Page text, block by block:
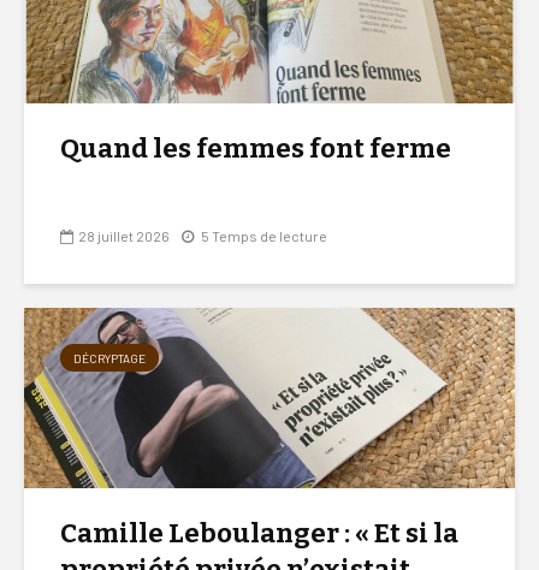
Quand les femmes font ferme
28 juillet 2026 5 Temps de lecture
DÉCRYPTAGE
Camille Leboulanger : « Et si la